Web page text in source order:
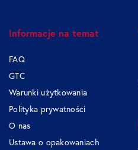
Informacje na temat
FAQ
GTC
Warunki użytkowania
Polityka prywatności
O nas
Ustawa o opakowaniach